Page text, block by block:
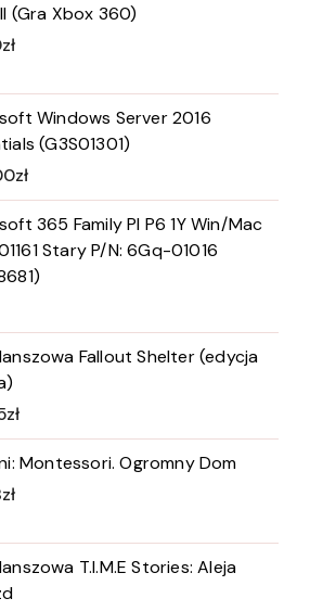
(Gra Xbox 360)
zł
Windows Server 2016
(G3S01301)
zł
365 Family Pl P6 1Y Win/Mac
Stary P/N: 6Gq-01016
Fallout Shelter (edycja
zł
Montessori. Ogromny Dom
zł
T.I.M.E Stories: Aleja